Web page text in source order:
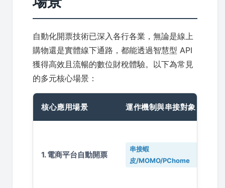
自動化開票技術已深入各行各業，無論是線上
購物還是實體線下通路，都能透過智慧型 API
獲得高效且流暢的數位財稅體驗。以下為常見
的多元核心場景：
核心應用場景 運作機制與串接對象
1. 電商平台自動開票
串接蝦
皮/MOMO/PChome